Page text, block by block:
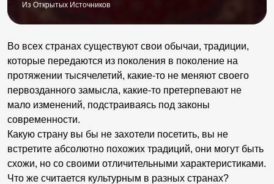
Из Открытых Источников
Во всех странах существуют свои обычаи, традиции,
которые передаются из поколения в поколение на
протяжении тысячелетий, какие-то не меняют своего
первозданного замысла, какие-то претерпевают не
мало изменений, подстраиваясь под законы
современности.
Какую страну вы бы не захотели посетить, вы не
встретите абсолютно похожих традиций, они могут быть
схожи, но со своими отличительными характеристиками.
Что же считается культурным в разных странах?